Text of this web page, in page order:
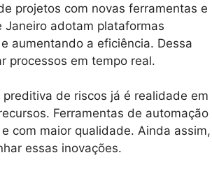
projetos com novas ferramentas e
Janeiro adotam plataformas
aumentando a eficiência. Dessa
processos em tempo real.
de riscos já é realidade em
Ferramentas de automação
com maior qualidade. Ainda assim,
essas inovações.